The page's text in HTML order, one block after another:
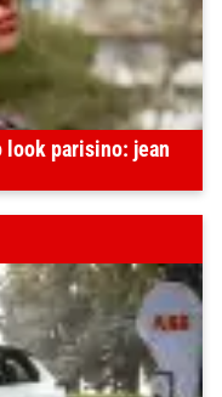
look parisino: jean